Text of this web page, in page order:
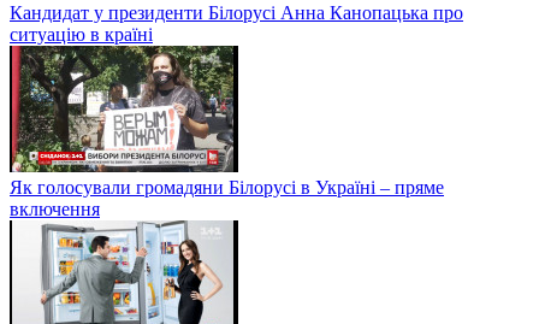
Кандидат у президенти Білорусі Анна Канопацька про
ситуацію в країні
Як голосували громадяни Білорусі в Україні – пряме
включення